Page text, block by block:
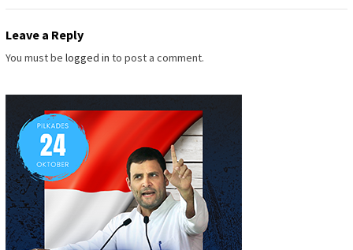
Leave a Reply
You must be logged in to post a comment.